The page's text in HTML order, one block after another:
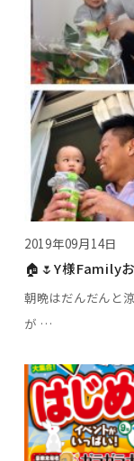
2019年09月14日
🏠🌷Y様Family
朝晩はだんだんと
が …